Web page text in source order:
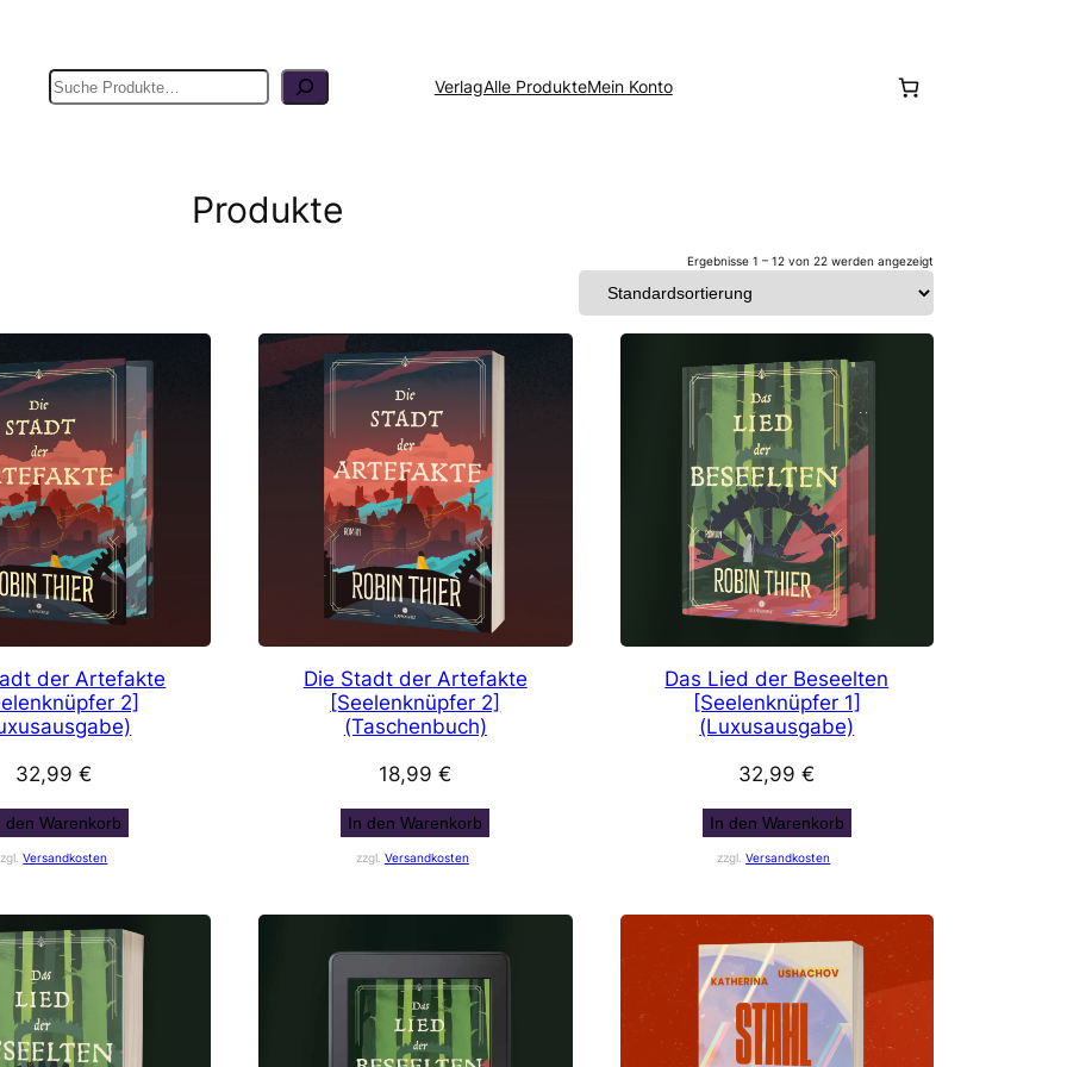
Suche VerlagAlle ProdukteMein Konto
Produkte
Ergebnisse 1 – 12 von 22 werden angezeigt
der Artefakte
2]
32,99€
den Warenkorb
Versandkosten
Die Stadt der Artefakte
[Seelenknüpfer 2]
(Taschenbuch)
18,99€
In den Warenkorb
zzgl. Versandkosten
Das Lied der Beseelten
[Seelenknüpfer 1]
(Luxusausgabe)
32,99€
In den Warenkorb
zzgl.Versandkosten